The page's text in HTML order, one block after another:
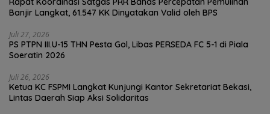
Banjir Langkat, 61.547 KK Dinyatakan Valid oleh BPS
Juli 27, 2026
PS PTPN III.U-15 THN Pesta Gol, Libas PERSEDA FC 5-1 di Piala
Soeratin 2026
Juli 26, 2026
Ketua KC FSPMI Langkat Kunjungi Kantor Sekretariat Bekasi,
Lintas Daerah Siap Aksi Solidaritas